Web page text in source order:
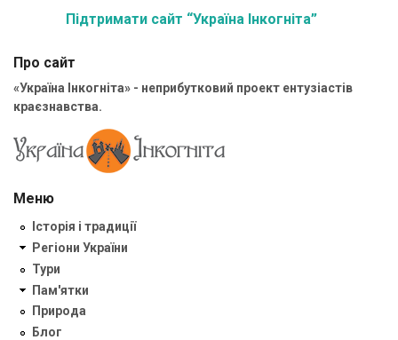
Підтримати сайт “Україна Інкогніта”
Про сайт
«Україна Інкогніта» - неприбутковий проект ентузіастів
краєзнавства.
Меню
Історія і традиції
Регіони України
Тури
Пам'ятки
Природа
Блог